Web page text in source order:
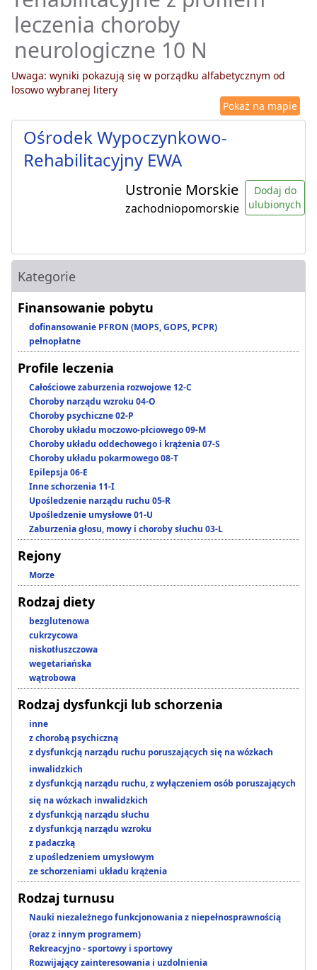
leczenia choroby
neurologiczne 10 N
Uwaga: wyniki pokazują się w porządku alfabetycznym od
losowo wybranej litery
Pokaż na mapie
Ośrodek Wypoczynkowo-
Rehabilitacyjny EWA
Ustronie Morskie
zachodniopomorskie
Dodaj do
ulubionych
Kategorie
Finansowanie pobytu
dofinansowanie PFRON (MOPS, GOPS, PCPR)
pełnopłatne
Profile leczenia
Całościowe zaburzenia rozwojowe 12-C
Choroby narządu wzroku 04-O
Choroby psychiczne 02-P
Choroby układu moczowo-płciowego 09-M
Choroby układu oddechowego i krążenia 07-S
Choroby układu pokarmowego 08-T
Epilepsja 06-E
Inne schorzenia 11-I
Upośledzenie narządu ruchu 05-R
Upośledzenie umysłowe 01-U
Zaburzenia głosu, mowy i choroby słuchu 03-L
Rejony
Morze
Rodzaj diety
bezglutenowa
cukrzycowa
niskotłuszczowa
wegetariańska
wątrobowa
Rodzaj dysfunkcji lub schorzenia
inne
z chorobą psychiczną
z dysfunkcją narządu ruchu poruszających się na wózkach
inwalidzkich
z dysfunkcją narządu ruchu, z wyłączeniem osób poruszających
się na wózkach inwalidzkich
z dysfunkcją narządu słuchu
z dysfunkcją narządu wzroku
z padaczką
z upośledzeniem umysłowym
ze schorzeniami układu krążenia
Rodzaj turnusu
Nauki niezależnego funkcjonowania z niepełnosprawnością
(oraz z innym programem)
Rekreacyjno - sportowy i sportowy
Rozwijający zainteresowania i uzdolnienia